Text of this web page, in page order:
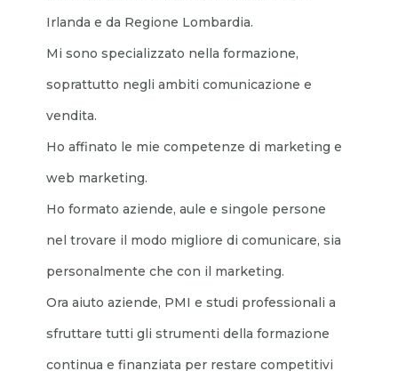
Irlanda e da Regione Lombardia.
Mi sono specializzato nella formazione,
soprattutto negli ambiti comunicazione e
vendita.
Ho affinato le mie competenze di marketing e
web marketing.
Ho formato aziende, aule e singole persone
nel trovare il modo migliore di comunicare, sia
personalmente che con il marketing.
Ora aiuto aziende, PMI e studi professionali a
sfruttare tutti gli strumenti della formazione
continua e finanziata per restare competitivi